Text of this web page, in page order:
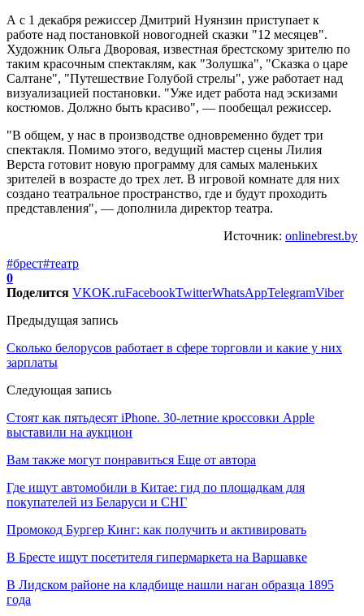
А с 1 декабря режиссер Дмитрий Нуянзин приступает к
работе над постановкой новогодней сказки "12 месяцев".
Художник Ольга Дворовая, известная брестскому зрителю по
таким красочным спектаклям, как "Золушка", "Сказка о царе
Салтане", "Путешествие Голубой стрелы", уже работает над
визуализацией постановки. "Уже идет работа над эскизами
костюмов. Должно быть красиво", — пообещал режиссер.
"В общем, у нас в производстве одновременно будет три
спектакля. Помимо этого, ведущий мастер сцены Лилия
Верста готовит новую программу для самых маленьких
зрителей в возрасте до трех лет. В игровой комнате для них
создано театральное пространство, где и будут проходить
представления", — дополнила директор театра.
Источник: onlinebrest.by
#брест#театр
0
Поделится VKOK.ruFacebookTwitterWhatsAppTelegramViber
Предыдущая запись
Сколько белорусов работает в сфере торговли и какие у них
зарплаты
Следующая запись
Стоят как пятьдесят iPhone. 30-летние кроссовки Apple
выставили на аукцион
Вам также могут понравиться Еще от автора
Где ищут автомобили в Китае: гид по площадкам для
покупателей из Беларуси и СНГ
Промокод Бургер Кинг: как получить и активировать
В Бресте ищут посетителя гипермаркета на Варшавке
В Лидском районе на кладбище нашли наган образца 1895
года